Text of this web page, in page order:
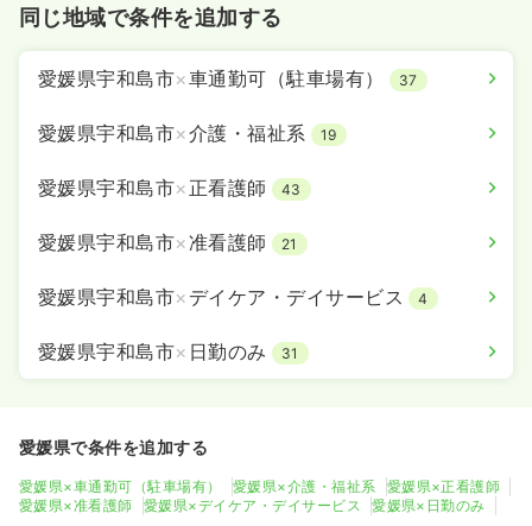
同じ地域で条件を追加する
愛媛県宇和島市×車通勤可（駐車場有） 37
愛媛県宇和島市×介護・福祉系 19
愛媛県宇和島市× 正看護師 43
愛媛県宇和島市×准看護師 21
愛媛県宇和島市× デイケア・デイサービス 4
愛媛県宇和島市× 日勤のみ 31
愛媛県で条件を追加する
愛媛県×車通勤可（駐車場有） 愛媛県×介護・福祉系
愛媛県×正看護師
愛媛県×准看護師
愛媛県×デイケア・デイサービス 愛媛県×日勤のみ